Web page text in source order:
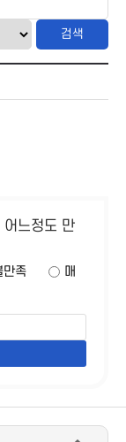
어느정도 만
만족
매